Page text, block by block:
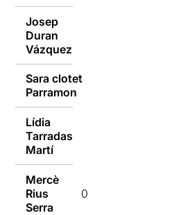
Josep
Duran
Vázquez
Sara clotet
Parramon
Lídia
Tarradas
Martí
Mercè
Rius
Serra
02/01/2017